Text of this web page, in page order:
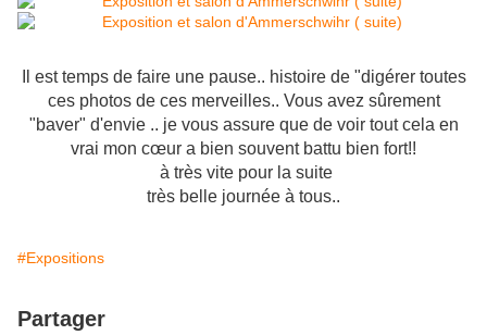
Il est temps de faire une pause.. histoire de "digérer toutes
ces photos de ces merveilles.. Vous avez sûrement
"baver" d'envie .. je vous assure que de voir tout cela en
vrai mon cœur a bien souvent battu bien fort!!
à très vite pour la suite
très belle journée à tous..
#Expositions
Partager